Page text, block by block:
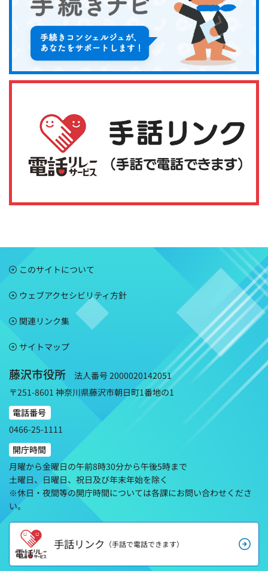
このサイトについて
ウェブアクセシビリティ方針
関連リンク集
サイトマップ
藤沢市役所
法人番号 2000020142051
〒251-8601 神奈川県藤沢市朝日町1番地の1
電話番号
0466-25-1111
開庁時間
月曜から金曜日の午前8時30分から午後5時まで
土曜日、日曜日、祝日及び年末年始を除く
※休日・夜間等の開庁時間については各課にお問い合わせくださ
い。
手話リンク （手話で電話できます）